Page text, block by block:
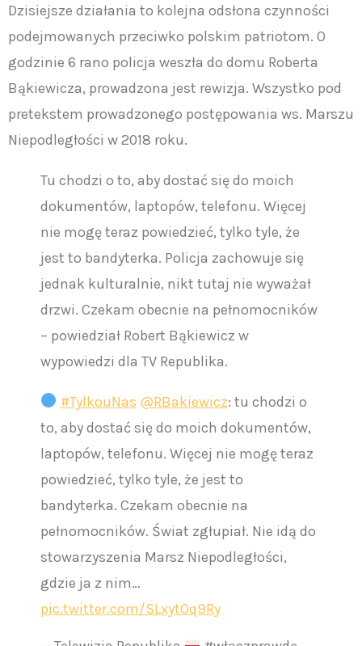
Dzisiejsze działania to kolejna odsłona czynności
podejmowanych przeciwko polskim patriotom. O
godzinie 6 rano policja weszła do domu Roberta
Bąkiewicza, prowadzona jest rewizja. Wszystko pod
pretekstem prowadzonego postępowania ws. Marszu
Niepodległości w 2018 roku.
Tu chodzi o to, aby dostać się do moich
dokumentów, laptopów, telefonu. Więcej
nie mogę teraz powiedzieć, tylko tyle, że
jest to bandyterka. Policja zachowuje się
jednak kulturalnie, nikt tutaj nie wyważał
drzwi. Czekam obecnie na pełnomocników
– powiedział Robert Bąkiewicz w
wypowiedzi dla TV Republika.
#TylkouNas @RBakiewicz: tu chodzi o
to, aby dostać się do moich dokumentów,
laptopów, telefonu. Więcej nie mogę teraz
powiedzieć, tylko tyle, że jest to
bandyterka. Czekam obecnie na
pełnomocników. Świat zgłupiał. Nie idą do
stowarzyszenia Marsz Niepodległości,
gdzie ja z nim…
pic.twitter.com/SLxytOq9Ry